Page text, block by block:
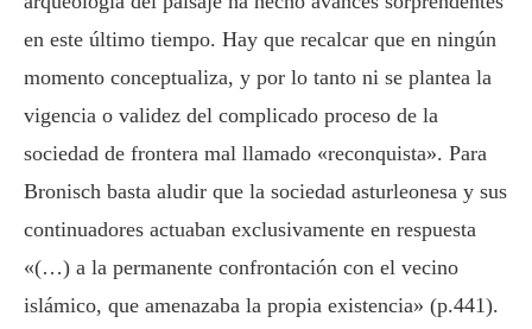
en este último tiempo. Hay que recalcar que en ningún
momento conceptualiza, y por lo tanto ni se plantea la
vigencia o validez del complicado proceso de la
sociedad de frontera mal llamado «reconquista». Para
Bronisch basta aludir que la sociedad asturleonesa y sus
continuadores actuaban exclusivamente en respuesta
«(…) a la permanente confrontación con el vecino
islámico, que amenazaba la propia existencia» (p.441).